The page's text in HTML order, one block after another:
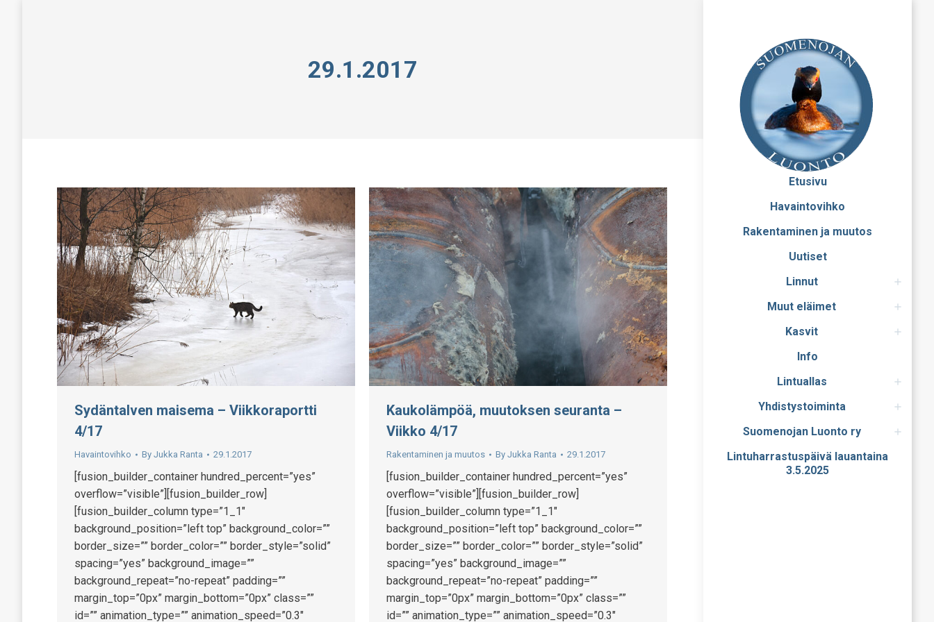
Etusivu
Havaintovihko
Rakentaminen ja muutos
Uutiset
Linnut
Muut eläimet
Kasvit
Info
Lintuallas
Yhdistystoiminta
Suomenojan Luonto ry
Lintuharrastuspäivä lauantaina
3.5.2025
29.1.2017
Sydäntalven maisema – Viikkoraportti
4/17
Havaintovihko By Jukka Ranta 29.1.2017
[fusion_builder_container hundred_percent=”yes”
overflow=”visible”][fusion_builder_row]
[fusion_builder_column type=”1_1″
background_position=”left top” background_color=””
border_size=”” border_color=”” border_style=”solid”
spacing=”yes” background_image=””
background_repeat=”no-repeat” padding=””
margin_top=”0px” margin_bottom=”0px” class=””
id=”” animation_type=”” animation_speed=”0.3″
Kaukolämpöä, muutoksen seuranta –
Viikko 4/17
Rakentaminen ja muutos By Jukka Ranta 29.1.2017
[fusion_builder_container hundred_percent=”yes”
overflow=”visible”][fusion_builder_row]
[fusion_builder_column type=”1_1″
background_position=”left top” background_color=””
border_size=”” border_color=”” border_style=”solid”
spacing=”yes” background_image=””
background_repeat=”no-repeat” padding=””
margin_top=”0px” margin_bottom=”0px” class=””
id=”” animation_type=”” animation_speed=”0.3″